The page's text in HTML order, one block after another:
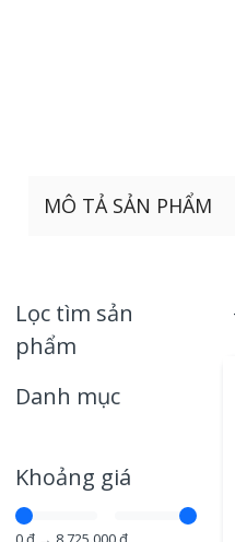
MÔ TẢ SẢN PHẨM
Lọc tìm sản
phẩm
Danh mục
Khoảng giá